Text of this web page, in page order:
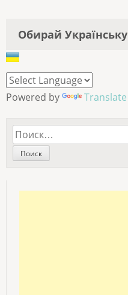
Обирай Українську
Powered by Translate
Найти: